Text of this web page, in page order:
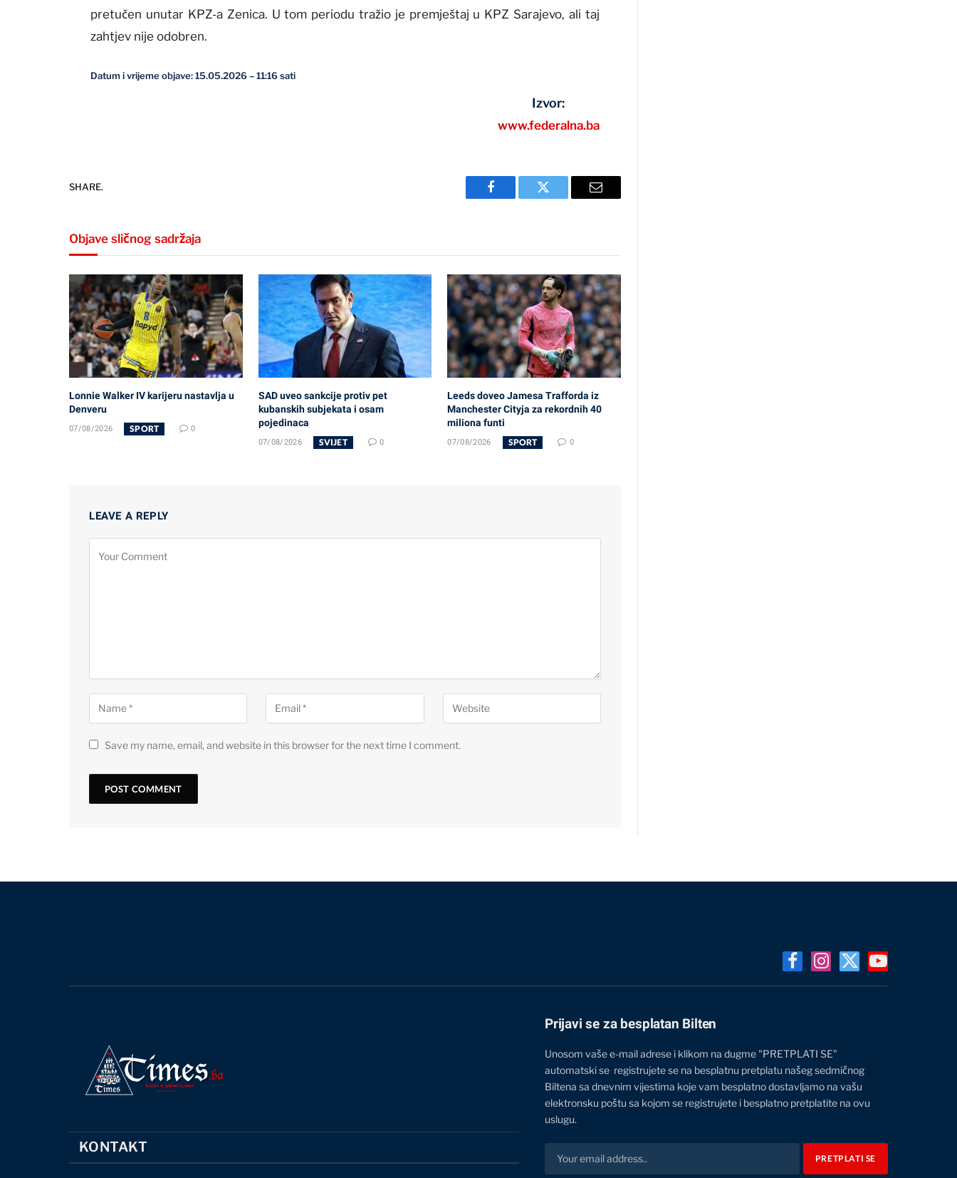
pretučen unutar KPZ-a Zenica. U tom periodu tražio je premještaj u KPZ Sarajevo, ali taj
zahtjev nije odobren.
Datum i vrijeme objave: 15.05.2026 – 11:16 sati
Izvor:
www.federalna.ba
SHARE.
Facebook Twitter Email
Objave sličnog sadržaja
Lonnie Walker IV karijeru nastavlja u
Denveru
07/08/2026 SPORT 0
SAD uveo sankcije protiv pet
kubanskih subjekata i osam
pojedinaca
07/08/2026 SVIJET 0
Leeds doveo Jamesa Trafforda iz
Manchester Cityja za rekordnih 40
miliona funti
07/08/2026 SPORT 0
LEAVE A REPLY
Save my name, email, and website in this browser for the next time I comment.
FacebookInstagram
X
YouTube
KONTAKT
Prijavi se za besplatan Bilten
Unosom vaše e-mail adrese i klikom na dugme "PRETPLATI SE"
automatski se registrujete se na besplatnu pretplatu našeg sedmičnog
Biltena sa dnevnim vijestima koje vam besplatno dostavljamo na vašu
elektronsku poštu sa kojom se registrujete i besplatno pretplatite na ovu
uslugu.